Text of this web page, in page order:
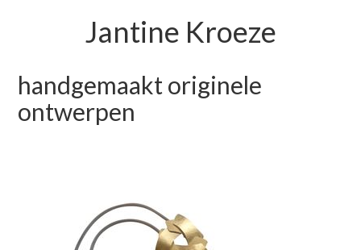
Jantine Kroeze
handgemaakt originele
ontwerpen